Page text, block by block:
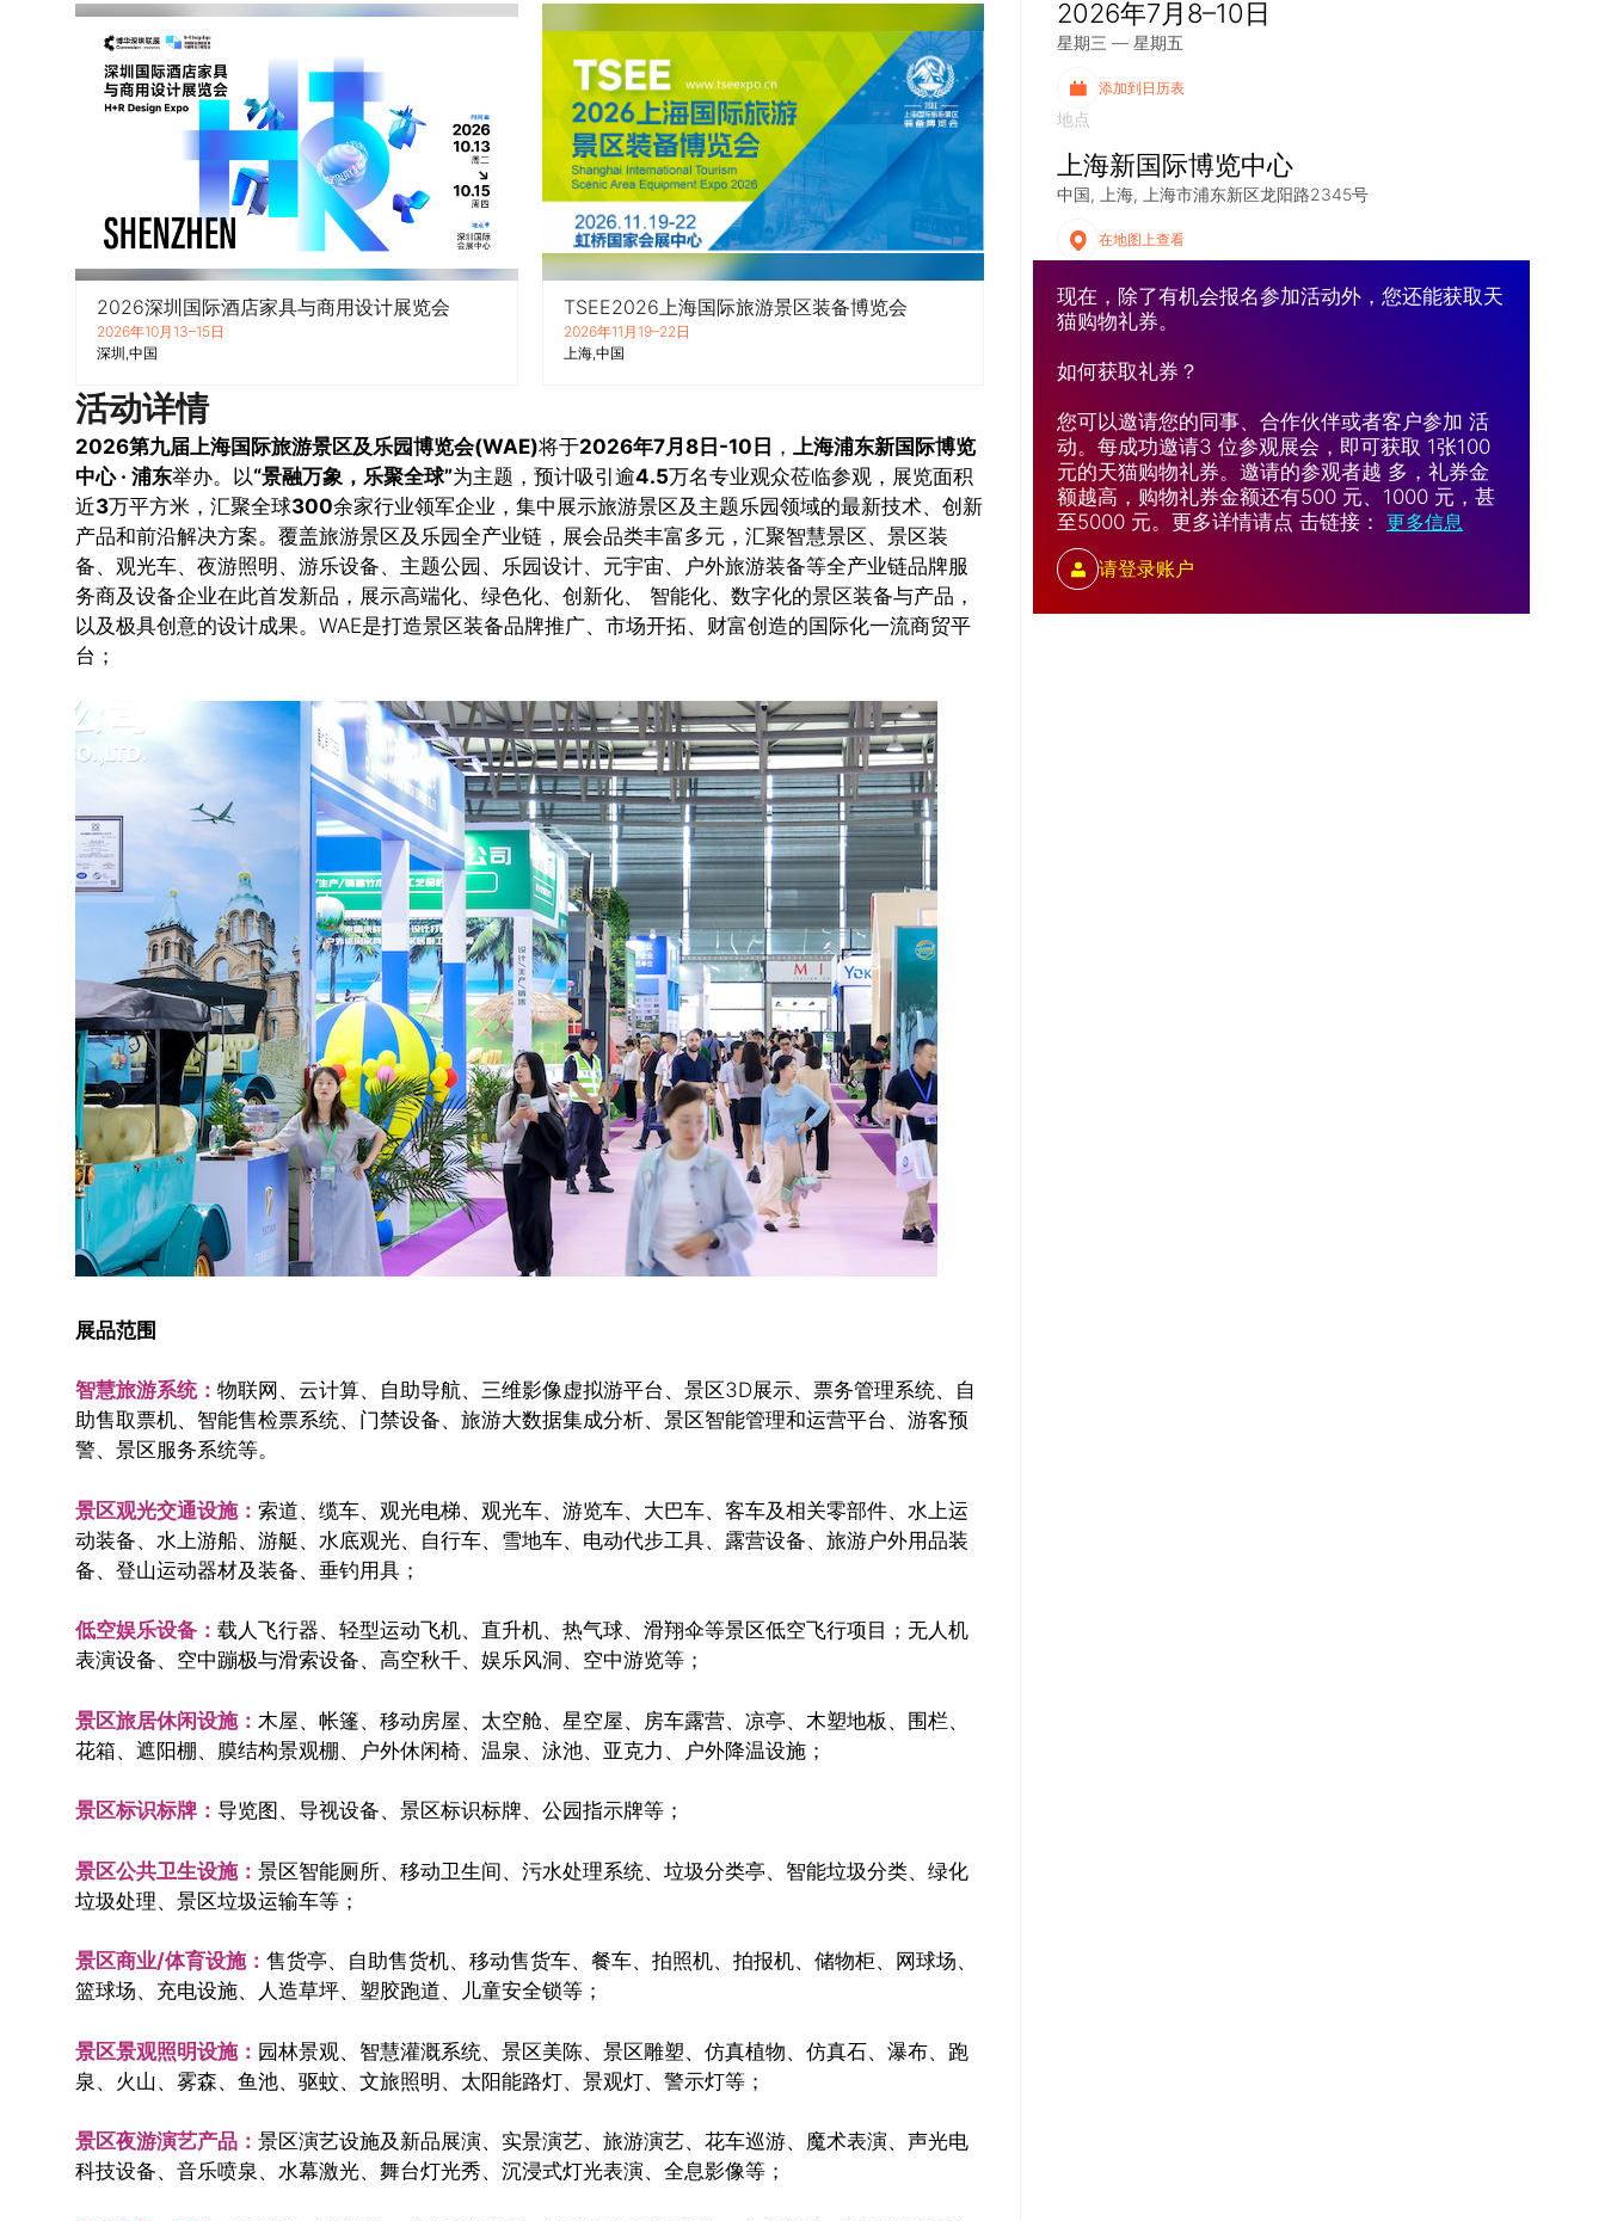
2026深圳国际酒店家具与商用设计展览会
2026年10月13–15日
深圳 中国
TSEE2026上海国际旅游景区装备博览会
2026年11月19–22日
上海 中国
活动详情
2026第九届上海国际旅游景区及乐园博览会(WAE)将于2026年7月8日-10日 ，
上海浦东新国际博览
中心 · 浦东举办。以“景融万象，乐聚全球”为主题，预计吸引逾4.5万名专业观众莅临参观，展览面积
近3万平方米，汇聚全球300余家行业领军企业，集中展示旅游景区及主题乐园领域的最新技术、创新
产品和前沿解决方案。覆盖旅游景区及乐园全产业链，展会品类丰富多元，汇聚智慧景区、景区装
备、观光车、夜游照明、游乐设备、主题公园、乐园设计、元宇宙、户外旅游装备等全产业链品牌服
务商及设备企业在此首发新品，展示高端化、绿色化、创新化、 智能化、数字化的景区装备与产品，
以及极具创意的设计成果。WAE是打造景区装备品牌推广、市场开拓、财富创造的国际化一流商贸平
台；
展品范围
智慧旅游系统： 物联网、云计算、自助导航、三维影像虚拟游平台、景区3D展示、票务管理系统、自
助售取票机、智能售检票系统、门禁设备、旅游大数据集成分析、景区智能管理和运营平台、游客预
警、景区服务系统等。
景区观光交通设施： 索道、缆车、观光电梯、观光车、游览车、大巴车、客车及相关零部件、水上运
动装备、水上游船、游艇、水底观光、自行车、雪地车、电动代步工具、露营设备、旅游户外用品装
备、登山运动器材及装备、垂钓用具；
低空娱乐设备： 载人飞行器、轻型运动飞机、直升机、热气球、滑翔伞等景区低空飞行项目；无人机
表演设备、空中蹦极与滑索设备、高空秋千、娱乐风洞、空中游览等；
景区旅居休闲设施： 木屋、帐篷、移动房屋、太空舱、星空屋、房车露营、凉亭、木塑地板、围栏、
花箱、遮阳棚、膜结构景观棚、户外休闲椅、温泉、泳池、亚克力、户外降温设施；
景区标识标牌： 导览图、导视设备、景区标识标牌、公园指示牌等；
景区公共卫生设施： 景区智能厕所、移动卫生间、污水处理系统、垃圾分类亭、智能垃圾分类、绿化
垃圾处理、景区垃圾运输车等；
景区商业/体育设施： 售货亭、自助售货机、移动售货车、餐车、拍照机、拍报机、储物柜、网球场、
篮球场、充电设施、人造草坪、塑胶跑道、儿童安全锁等；
景区景观照明设施： 园林景观、智慧灌溉系统、景区美陈、景区雕塑、仿真植物、仿真石、瀑布、跑
泉、火山、雾森、鱼池、驱蚊、文旅照明、太阳能路灯、景观灯、警示灯等；
景区夜游演艺产品： 景区演艺设施及新品展演、实景演艺、旅游演艺、花车巡游、魔术表演、声光电
科技设备、音乐喷泉、水幕激光、舞台灯光秀、沉浸式灯光表演、全息影像等；
2026年7月8–10日
星期三 — 星期五
添加到日历表
地点
上海新国际博览中心
中国 上海 上海市浦东新区龙阳路2345号
在地图上查看
现在，除了有机会报名参加活动外，您还能获取天
猫购物礼券。
如何获取礼券？
您可以邀请您的同事、合作伙伴或者客户参加 活
动。每成功邀请3 位参观展会，即可获取 1张100
元的天猫购物礼券。邀请的参观者越 多，礼券金
额越高，购物礼券金额还有500 元、1000 元，甚
至5000 元。更多详情请点 击链接： 更多信息
请登录账户
推广链接：